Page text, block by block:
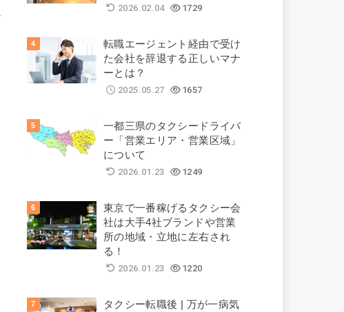
2026.02.04 1729
転職エージェント経由で受け
た会社を辞退する正しいマナ
ーとは？
2025.05.27 1657
一都三県のタクシードライバ
ー「営業エリア・営業区域」
について
2026.01.23 1249
東京で一番稼げるタクシー会
社は大手4社ブランドや営業
所の地域・立地に左右され
る！
2026.01.23 1220
タクシー転職後 | 万が一病気